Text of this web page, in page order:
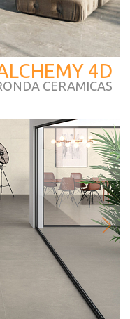
4D
CERAMICAS